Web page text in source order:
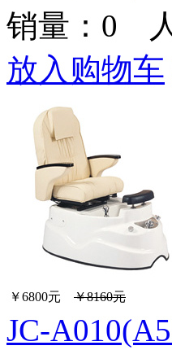
销量： 0
放入购物车
￥6800元 ￥8160元
JC-